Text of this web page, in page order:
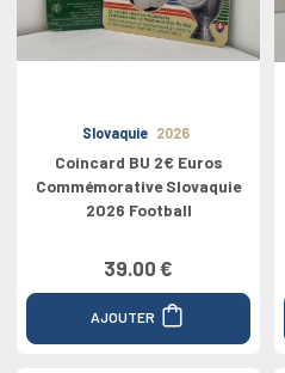
Slovaquie 2026
Coincard BU 2€ Euros
Commémorative Slovaquie
2026 Football
39.00 €
AJOUTER